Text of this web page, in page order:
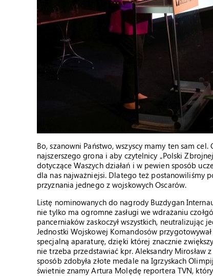
Bo, szanowni Państwo, wszyscy mamy ten sam
najszerszego grona i aby czytelnicy „Polski
dotyczące Waszych działań i w pewien sposób
dla nas najważniejsi. Dlatego też postanowiliśmy
przyznania jednego z wojskowych Oscarów.
Listę nominowanych do nagrody Buzdygan
nie tylko ma ogromne zasługi we wdrażaniu
pancerniaków zaskoczył wszystkich, neutralizując
Jednostki Wojskowej Komandosów
specjalną aparaturę, dzięki której znacznie
nie trzeba przedstawiać kpr. Aleksandry
sposób zdobyła złote medale na Igrzyskach
świetnie znamy Artura Molędę reportera TVN,